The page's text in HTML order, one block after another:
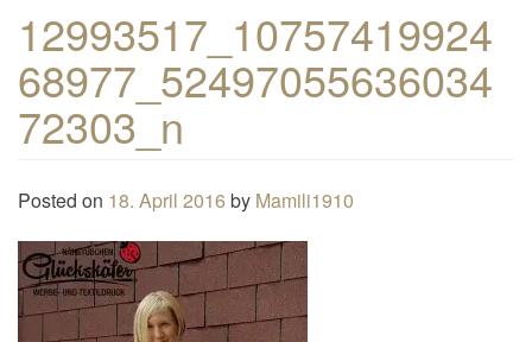
g
l
e
12993517_10757419924
68977_52497055636034
72303_n
Posted on 18. April 2016 by Mamili1910